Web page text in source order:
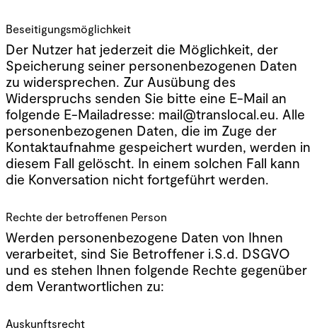
Beseitigungsmöglichkeit
Der Nutzer hat jederzeit die Möglichkeit, der
Speicherung seiner personenbezogenen Daten
zu widersprechen. Zur Ausübung des
Widerspruchs senden Sie bitte eine E-Mail an
folgende E-Mailadresse: mail@translocal.eu. Alle
personenbezogenen Daten, die im Zuge der
Kontaktaufnahme gespeichert wurden, werden in
diesem Fall gelöscht. In einem solchen Fall kann
die Konversation nicht fortgeführt werden.
Rechte der betroffenen Person
Werden personenbezogene Daten von Ihnen
verarbeitet, sind Sie Betroffener i.S.d. DSGVO
und es stehen Ihnen folgende Rechte gegenüber
dem Verantwortlichen zu:
Auskunftsrecht